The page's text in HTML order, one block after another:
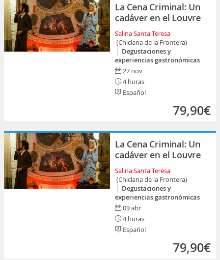
La Cena Criminal: Un
cadáver en el Louvre
Salina Santa Teresa
(Chiclana de la Frontera)
Degustaciones y
experiencias gastronómicas
27 nov
4 horas
Español
79,90€
La Cena Criminal: Un
cadáver en el Louvre
Salina Santa Teresa
(Chiclana de la Frontera)
Degustaciones y
experiencias gastronómicas
09 abr
4 horas
Español
79,90€